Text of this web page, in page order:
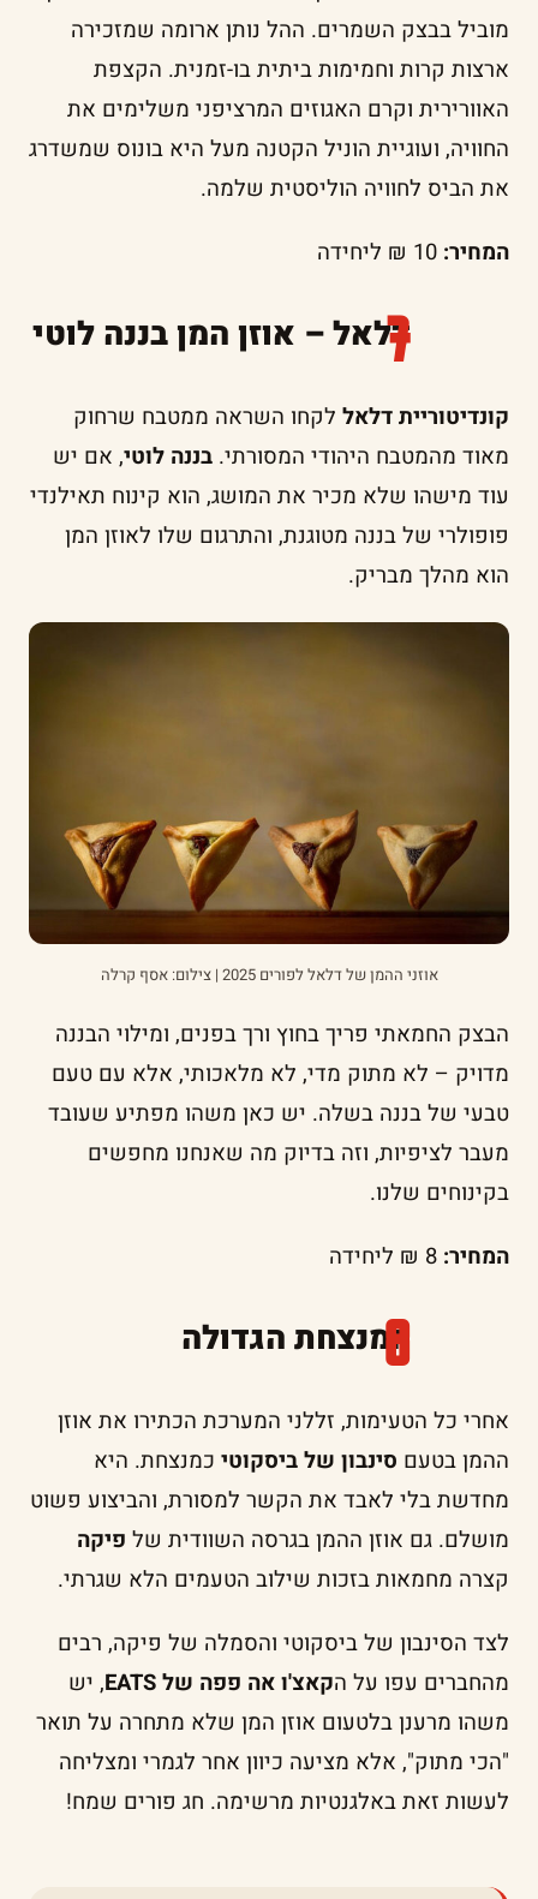
מוביל בבצק השמרים. ההל נותן ארומה שמזכירה
ארצות קרות וחמימות ביתית בו-זמנית. הקצפת
האוורירית וקרם האגוזים המרציפני משלימים את
החוויה, ועוגיית הוניל הקטנה מעל היא בונוס שמשדרג
את הביס לחוויה הוליסטית שלמה.
המחיר:
דלאל – אוזן המן בננה לוטי
קונדיטוריית דלאל לקחו השראה ממטבח שרחוק
מאוד מהמטבח היהודי המסורתי. בננה לוטי, אם יש
עוד מישהו שלא מכיר את המושג, הוא קינוח תאילנדי
פופולרי של בננה מטוגנת, והתרגום שלו לאוזן המן
הוא מהלך מבריק.
אוזני ההמן של דלאל לפורים 2025 | צילום: אסף קרלה
הבצק החמאתי פריך בחוץ ורך בפנים, ומילוי הבננה
מדויק – לא מתוק מדי, לא מלאכותי, אלא עם טעם
טבעי של בננה בשלה. יש כאן משהו מפתיע שעובד
מעבר לציפיות, וזה בדיוק מה שאנחנו מחפשים
בקינוחים שלנו.
המחיר:
המנצחת הגדולה
אחרי כל הטעימות, זללני המערכת הכתירו את אוזן
ההמן בטעם סינבון של ביסקוטי כמנצחת. היא
מחדשת בלי לאבד את הקשר למסורת, והביצוע פשוט
מושלם. גם אוזן ההמן בגרסה השוודית של פיקה
קצרה מחמאות בזכות שילוב הטעמים הלא שגרתי.
לצד הסינבון של ביסקוטי והסמלה של פיקה, רבים
מהחברים עפו על הקאצ'ו אה פפה של EATS
, יש
משהו מרענן בלטעום אוזן המן שלא מתחרה על תואר
"הכי מתוק", אלא מציעה כיוון אחר לגמרי ומצליחה
לעשות זאת באלגנטיות מרשימה. חג פורים שמח!